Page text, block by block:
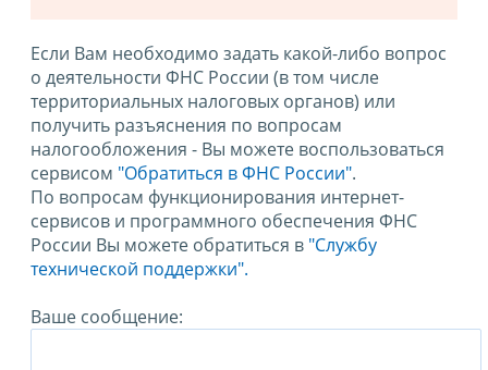
Если Вам необходимо задать какой-либо вопрос
о деятельности ФНС России (в том числе
территориальных налоговых органов) или
получить разъяснения по вопросам
налогообложения - Вы можете воспользоваться
сервисом "Обратиться в ФНС России".
По вопросам функционирования интернет-
сервисов и программного обеспечения ФНС
России Вы можете обратиться в "Службу
технической поддержки".
Ваше сообщение: